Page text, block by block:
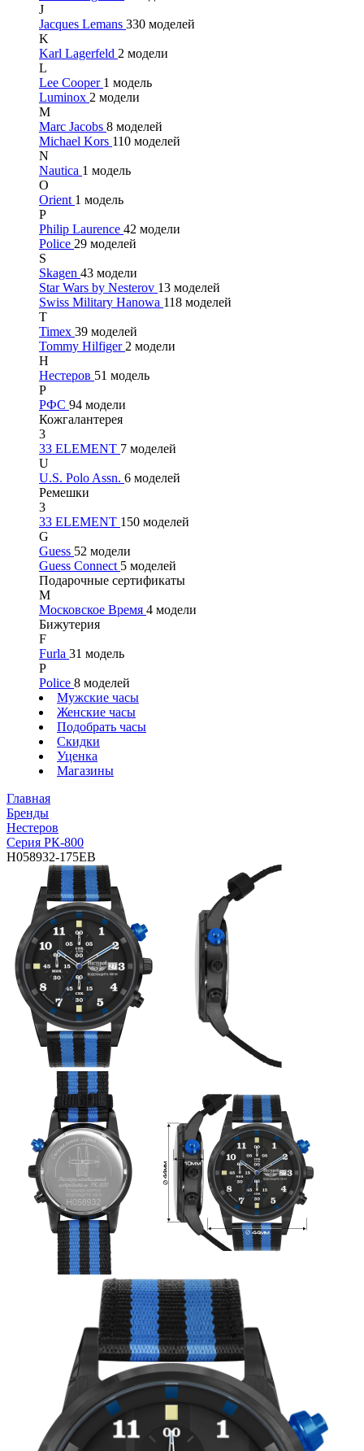
J
Jacques Lemans 330 моделей
K
Karl Lagerfeld 2 модели
L
Lee Cooper 1 модель
Luminox 2 модели
M
Marc Jacobs 8 моделей
Michael Kors 110 моделей
N
Nautica 1 модель
O
Orient 1 модель
P
Philip Laurence 42 модели
Police 29 моделей
S
Skagen 43 модели
Star Wars by Nesterov 13 моделей
Swiss Military Hanowa 118 моделей
T
Timex 39 моделей
Tommy Hilfiger 2 модели
Н
Нестеров 51 модель
Р
РФС 94 модели
Кожгалантерея
3
33 ELEMENT 7 моделей
U
U.S. Polo Assn. 6 моделей
Ремешки
3
33 ELEMENT 150 моделей
G
Guess 52 модели
Guess Connect 5 моделей
Подарочные сертификаты
М
Московское Время 4 модели
Бижутерия
F
Furla 31 модель
P
Police 8 моделей
Мужские часы
Женские часы
Подобрать часы
Скидки
Уценка
Магазины
Главная
Бренды
Нестеров
Серия РК-800
H058932-175EB